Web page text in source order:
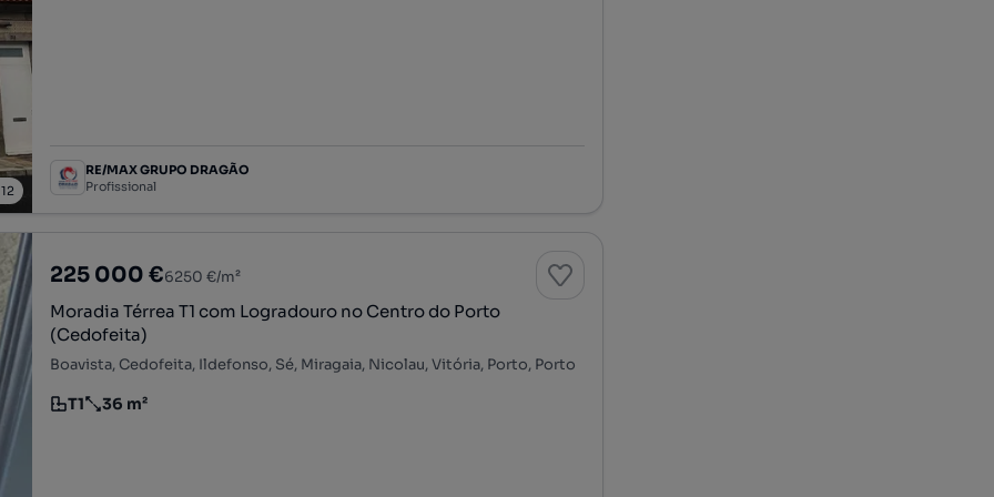
12
RE/MAX GRUPO DRAGÃO
Profissional
225 000 €6250 €/m²
Moradia Térrea T1 com Logradouro no Centro do Porto
(Cedofeita)
Boavista, Cedofeita, Ildefonso, Sé, Miragaia, Nicolau, Vitória, Porto, Porto
Tipologia
T1
Preço por metro quadrado
36 m²